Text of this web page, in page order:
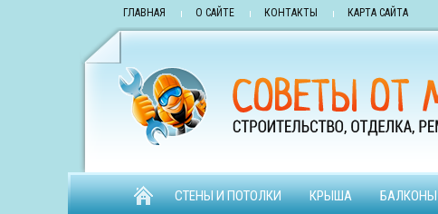
ГЛАВНАЯ О САЙТЕ КОНТАКТЫ КАРТА САЙТА
СТЕНЫ И ПОТОЛКИ КРЫША БАЛКОНЫ